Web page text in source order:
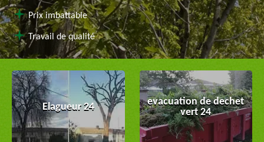
Prix imbattable
Travail de qualité
Elagueur 24
evacuation de dechet
vert 24